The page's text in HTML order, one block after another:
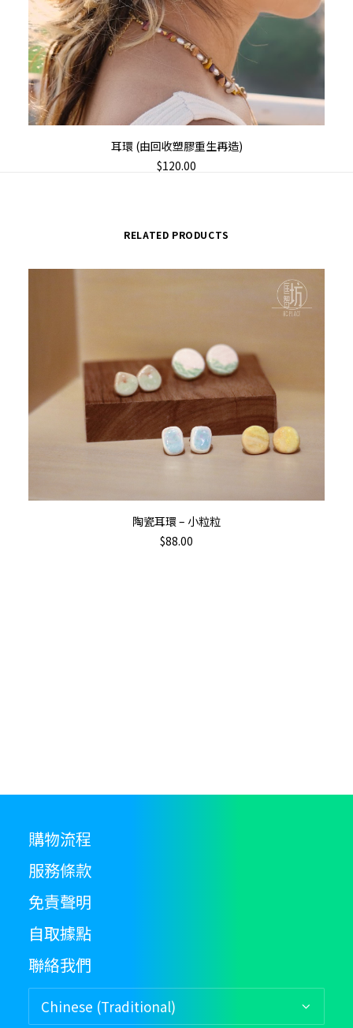
ADD TO CART
耳環 (由回收塑膠重生再造)
$120.00
RELATED PRODUCTS
ADD TO CART
陶瓷耳環 – 小粒粒
$88.00
購物流程
服務條款
免責聲明
自取據點
聯絡我們